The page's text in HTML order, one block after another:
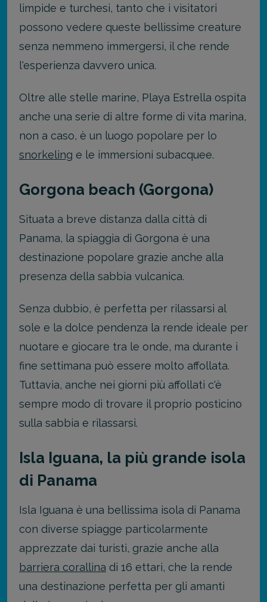
limpide e turchesi, tanto che i visitatori
possono vedere queste bellissime creature
senza nemmeno immergersi, il che rende
l'esperienza davvero unica.
Oltre alle stelle marine, Playa Estrella ospita
anche una serie di altre forme di vita marina,
non a caso, è un luogo popolare per lo
snorkeling e le immersioni subacquee.
Gorgona beach (Gorgona)
Situata a breve distanza dalla città di
Panama, la spiaggia di Gorgona è una
destinazione popolare grazie anche alla
presenza della sabbia vulcanica.
Senza dubbio, è perfetta per rilassarsi al
sole e la dolce pendenza la rende ideale per
nuotare e giocare tra le onde, ma durante i
fine settimana può essere molto affollata.
Tuttavia, anche nei giorni più affollati c'è
sempre modo di trovare il proprio posticino
sulla sabbia e rilassarsi.
Isla Iguana, la più grande isola
di Panama
Isla Iguana è una bellissima isola di Panama
con diverse spiagge particolarmente
apprezzate dai turisti, grazie anche alla
barriera corallina di 16 ettari, che la rende
una destinazione perfetta per gli amanti